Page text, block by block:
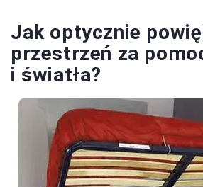
Jak optycznie
przestrzeń za
i światła?